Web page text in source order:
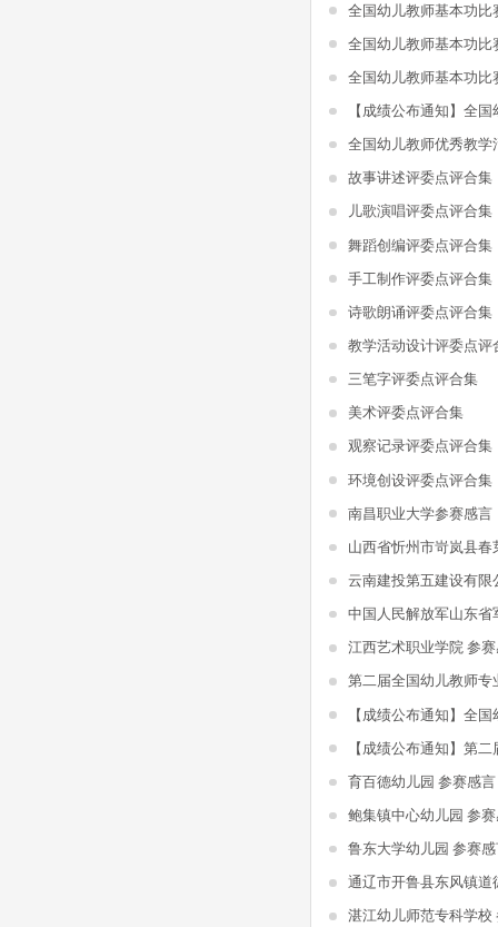
全国幼儿教师基本功比
全国幼儿教师基本功比
全国幼儿教师基本功比
全国幼儿教师优秀教学
故事讲述评委点评合集
儿歌演唱评委点评合集
舞蹈创编评委点评合集
手工制作评委点评合集
诗歌朗诵评委点评合集
教学活动设计评委点评
三笔字评委点评合集
美术评委点评合集
观察记录评委点评合集
环境创设评委点评合集
南昌职业大学参赛感言
山西省忻州市岢岚县
江西艺术职业学院 参
第二届全国幼儿教师专
育百德幼儿园 参赛感言
鲍集镇中心幼儿园 参
鲁东大学幼儿园 参赛
湛江幼儿师范专科学校